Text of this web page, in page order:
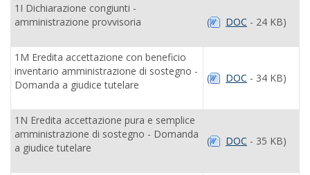
1I Dichiarazione congiunti -
amministrazione provvisoria
( DOC - 24 KB)
1M Eredita accettazione con beneficio
inventario amministrazione di sostegno -
Domanda a giudice tutelare
( DOC - 34 KB)
1N Eredita accettazione pura e semplice
amministrazione di sostegno - Domanda
a giudice tutelare
( DOC - 35 KB)